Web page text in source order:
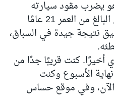
يضرب مقود سيارته
وخوذته بغضب. وكان السائق البالغ من العمر 21 عامًا
نتيجة جيدة في السباق،
كنت قريبًا جدًا من
الأسبوع وكنت
وفي موقع حساس